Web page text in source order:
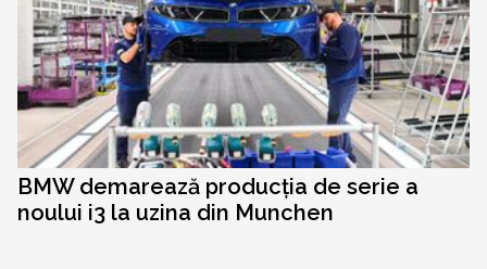
BMW demarează producția de serie a
noului i3 la uzina din Munchen